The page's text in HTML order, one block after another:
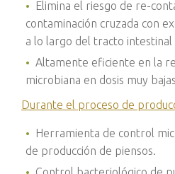
Elimina el riesgo de re-
contaminación cruzada con
a lo largo del tracto intestinal
Altamente eficiente en la
microbiana en dosis muy
Durante el proceso de
Herramienta de control
de producción de piensos.